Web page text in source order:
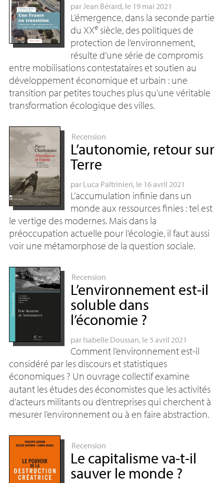
par Jean Bérard, le 19 mai 2021
L’émergence, dans la seconde partie
du XXesiècle, des politiques de
protection de l’environnement,
résulte d’une série de compromis
entre mobilisations contestataires et soutien au
développement économique et urbain : une
transition par petites touches plus qu’une véritable
transformation écologique des villes.
Recension
L’autonomie, retour sur
Terre
par Luca Paltrinieri, le 16 avril 2021
L’accumulation infinie dans un
monde aux ressources finies : tel est
le vertige des modernes. Mais dans la
préoccupation actuelle pour l’écologie, il faut aussi
voir une métamorphose de la question sociale.
Recension
L’environnement est-il
soluble dans
l’économie ?
par Isabelle Doussan, le 5 avril 2021
Comment l’environnement est-il
considéré par les discours et statistiques
économiques ? Un ouvrage collectif examine
autant les études des économistes que les activités
d’acteurs militants ou d’entreprises qui cherchent à
mesurer l’environnement ou à en faire abstraction.
Recension
Le capitalisme va-t-il
sauver le monde ?